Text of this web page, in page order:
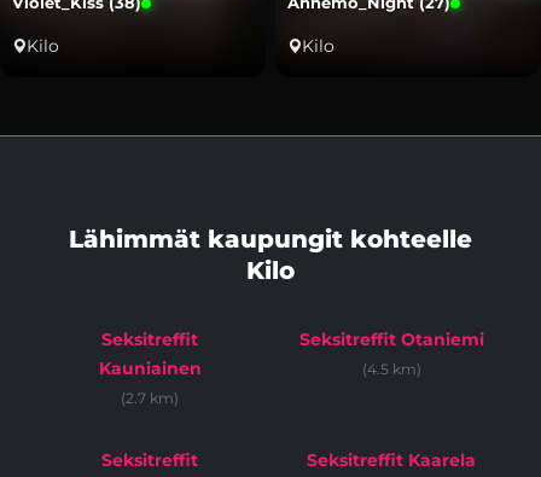
Kilo Kilo
Lähimmät kaupungit kohteelle
Kilo
Seksitreffit
Kauniainen
(2.7 km)
Seksitreffit Otaniemi
(4.5 km)
Seksitreffit
Seksitreffit Kaarela